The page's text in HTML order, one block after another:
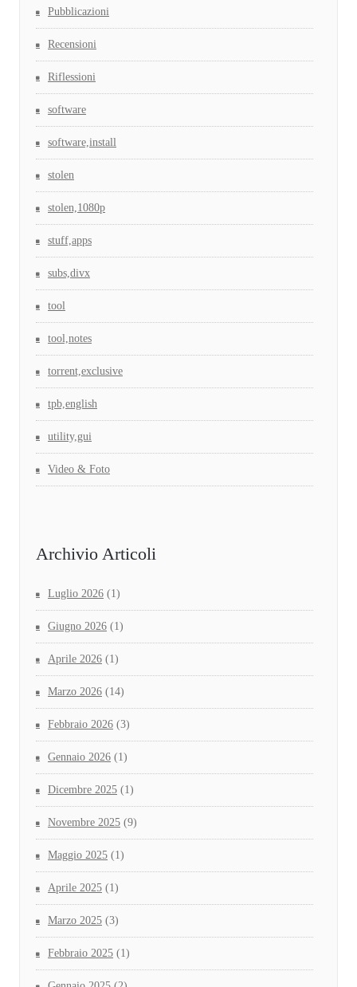
Pubblicazioni
Recensioni
Riflessioni
software
software,install
stolen
stolen,1080p
stuff,apps
subs,divx
tool
tool,notes
torrent,exclusive
tpb,english
utility,gui
Video & Foto
Archivio Articoli
Luglio 2026 (1)
Giugno 2026 (1)
Aprile 2026 (1)
Marzo 2026 (14)
Febbraio 2026 (3)
Gennaio 2026 (1)
Dicembre 2025 (1)
Novembre 2025 (9)
Maggio 2025 (1)
Aprile 2025 (1)
Marzo 2025 (3)
Febbraio 2025 (1)